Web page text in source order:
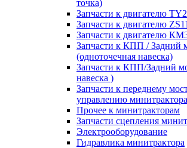
точка)
Запчасти к двигателю
Запчасти к двигателю
Запчасти к двигателю
Запчасти к КПП / Задний
(одноточечная навеска)
Запчасти к КПП/Задний
навеска )
Запчасти к переднему
управлению
Прочее к минитракторам
Запчасти сцепления
Электрооборудование
Гидравлика минитрактора